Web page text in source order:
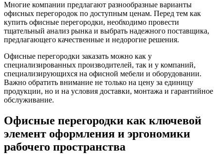
Многие компании предлагают разнообразные варианты
офисных перегородок по доступным ценам. Перед тем как
купить офисные перегородки, необходимо провести
тщательный анализ рынка и выбрать надежного поставщика,
предлагающего качественные и недорогие решения.
Офисные перегородки заказать можно как у
специализированных производителей, так и у компаний,
специализирующихся на офисной мебели и оборудовании.
Важно обратить внимание не только на цену за единицу
продукции, но и на условия доставки, монтажа и гарантийное
обслуживание.
Офисные перегородки как ключевой
элемент оформления и эргономики
рабочего пространства